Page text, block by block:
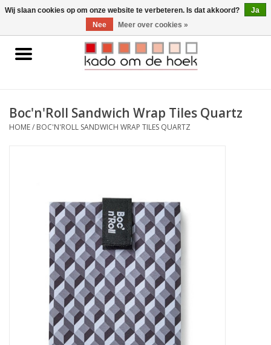
0 Artikelen - €0,00
Home
Gadgets
Boc'n'Roll Sandwich Wrap Tiles Quartz
HOME/ BOC'N'ROLL SANDWICH WRAP TILES QUARTZ
Wij slaan cookies op om onze website te verbeteren. Is dat akkoord?
Ja
Nee
Meer over cookies »